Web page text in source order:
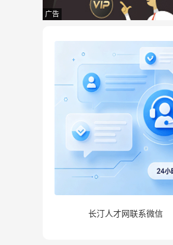
广告
长汀人才网联系微信